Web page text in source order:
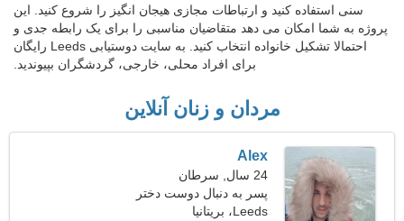
سنی استفاده کنید و ارتباطات مجازی هیجان انگیز را شروع کنید. این
پروژه به شما امکان می دهد متقاضیان مناسبی را برای یک رابطه جدی و
احتمالا تشکیل خانواده انتخاب کنید. به سایت دوستیابی Leeds رایگان
برای افراد محلی، خارجی، گردشگران بپیوندید.
مردان و زنان آنلاین
Alex
24 سال, سرطان
پسر به دنبال دوست دختر
است 25-29
Leeds، بریتانیا